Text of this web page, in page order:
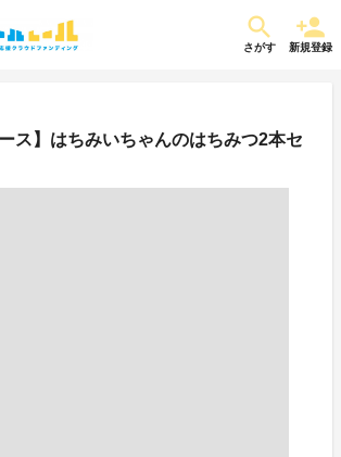
さがす 新規登録
ス】はちみいちゃんのはちみつ2本セ